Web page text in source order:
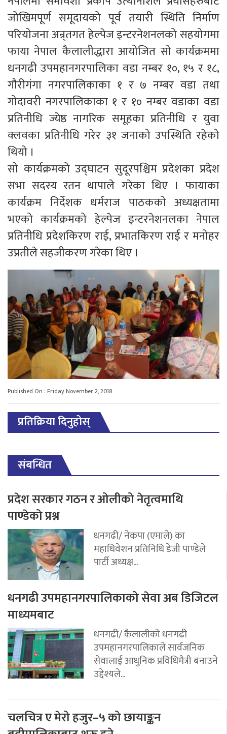
जोखिमपूर्ण समूदायको पूर्व तयारी स्थिति निर्माण
परियोजना अन्र्तगत हेल्पेज इन्टरनेशनलको सहयोगमा
फाया नेपाल कैलालीद्धारा आयोजित सो कार्यक्रममा
धनगढी उपमहानगरपालिका वडा नम्बर १०, १५ र १८,
गौरीगंगा नगरपालिकाका १ र ७ नम्बर वडा तथा
गोदावरी नगरपालिकाका १ र १० नम्बर वडाका वडा
प्रतिनीधि ज्येष्ठ नागरिक समूहका प्रतिनीधि र युवा
क्लवका प्रतिनीधि गरेर ३१ जनाको उपस्थिति रहेको
थियो ।
सो कार्यक्रमको उद्घाटन सुदूरपश्चिम प्रदेशका प्रदेश
सभा सदस्य रतन थापाले गरेका थिए । फायाका
कार्यक्रम निर्देशक धर्मराज पाठकको अध्यक्षतामा
भएको कार्यक्रमको हेल्पेज इन्टरनेशनलका नेपाल
प्रतिनीधि प्रदेशकिरण राई, प्रभातकिरण राई र मनोहर
उप्रतीले सहजीकरण गरेका थिए ।
Published On : Friday November 2, 2018
प्रतिक्रिया दिनुहोस्
संबन्धित
प्रदेश सरकार गठन र ओलीको नेतृत्वमाथि
पाण्डेको प्रश्न
धनगढी/ नेकपा (एमाले) का
महाधिवेशन प्रतिनिधि डेजी पाण्डेले
पार्टी अध्यक्ष...
धनगढी उपमहानगरपालिकाको सेवा अब डिजिटल
माध्यमबाट
धनगढी/ कैलालीको धनगढी
उपमहानगरपालिकाले सार्वजनिक
सेवालाई आधुनिक प्रविधिमैत्री बनाउने
उद्देश्यले...
चलचित्र ए मेरो हजुर–५ को छायाङ्कन